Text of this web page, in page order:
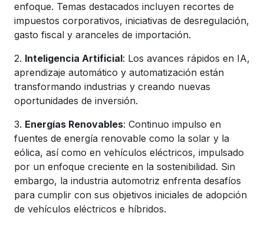
enfoque. Temas destacados incluyen recortes de
impuestos corporativos, iniciativas de desregulación,
gasto fiscal y aranceles de importación.
2. Inteligencia Artificial: Los avances rápidos en IA,
aprendizaje automático y automatización están
transformando industrias y creando nuevas
oportunidades de inversión.
3. Energías Renovables: Continuo impulso en
fuentes de energía renovable como la solar y la
eólica, así como en vehículos eléctricos, impulsado
por un enfoque creciente en la sostenibilidad. Sin
embargo, la industria automotriz enfrenta desafíos
para cumplir con sus objetivos iniciales de adopción
de vehículos eléctricos e híbridos.